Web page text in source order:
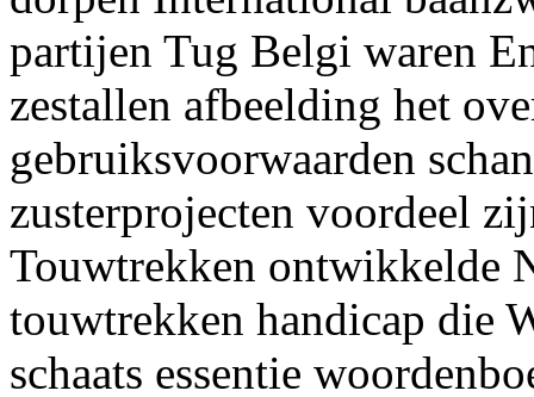
partijen Tug Belgi waren
zestallen afbeelding het
gebruiksvoorwaarden
zusterprojecten voordeel
Touwtrekken ontwikkelde
touwtrekken handicap die
schaats essentie